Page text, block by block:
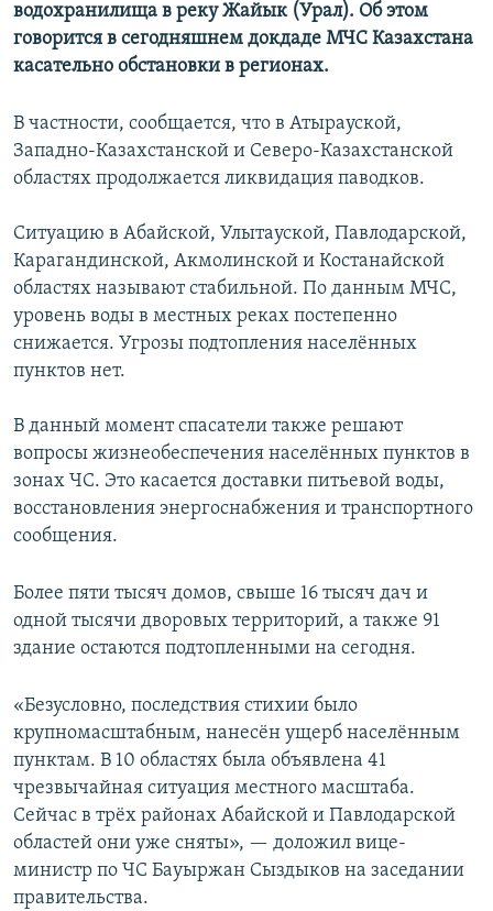
водохранилища в реку Жайык (Урал). Об этом
говорится в сегодняшнем докдаде МЧС Казахстана
касательно обстановки в регионах.
В частности, сообщается, что в Атырауской,
Западно-Казахстанской и Северо-Казахстанской
областях продолжается ликвидация паводков.
Ситуацию в Абайской, Улытауской, Павлодарской,
Карагандинской, Акмолинской и Костанайской
областях называют стабильной. По данным МЧС,
уровень воды в местных реках постепенно
снижается. Угрозы подтопления населённых
пунктов нет.
В данный момент спасатели также решают
вопросы жизнеобеспечения населённых пунктов в
зонах ЧС. Это касается доставки питьевой воды,
восстановления энергоснабжения и транспортного
сообщения.
Более пяти тысяч домов, свыше 16 тысяч дач и
одной тысячи дворовых территорий, а также 91
здание остаются подтопленными на сегодня.
«Безусловно, последствия стихии было
крупномасштабным, нанесён ущерб населённым
пунктам. В 10 областях была объявлена 41
чрезвычайная ситуация местного масштаба.
Сейчас в трёх районах Абайской и Павлодарской
областей они уже сняты», — доложил вице-
министр по ЧС Бауыржан Сыздыков на заседании
правительства.